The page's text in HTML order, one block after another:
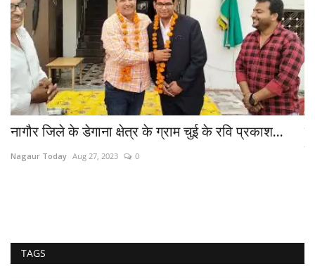
नागौर जिले के डेगाना क्षेत्र के ग्राम चुई के रवि प्रकाश...
Nagaur Today Aug 27, 2023 0
TAGS